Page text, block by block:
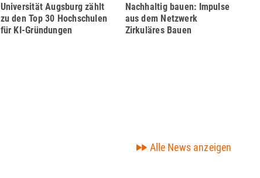
Universität Augsburg zählt
zu den Top 30 Hochschulen
für KI-Gründungen
Nachhaltig bauen: Impulse
aus dem Netzwerk
Zirkuläres Bauen
Alle News anzeigen